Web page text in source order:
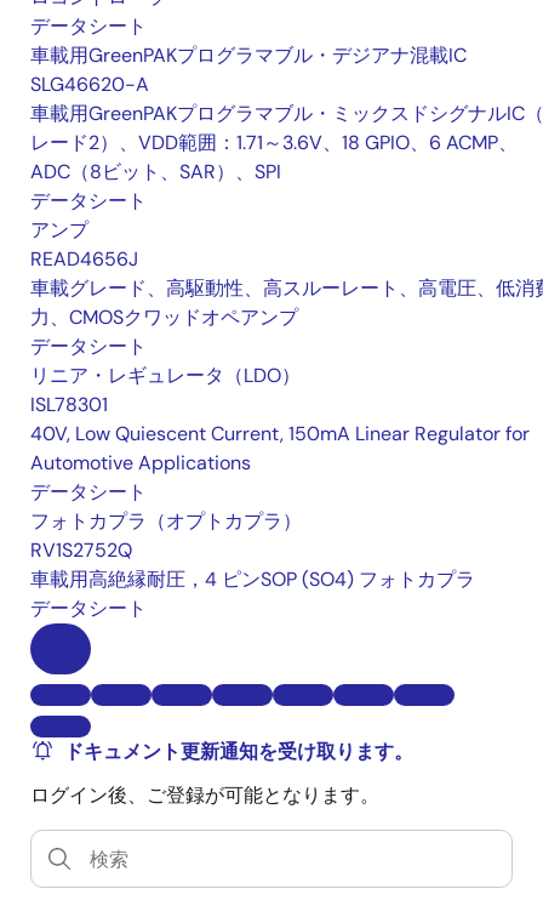
データシート
車載用GreenPAKプログラマブル・デジアナ混載IC
SLG46620-A
車載用GreenPAKプログラマブル・ミックスドシグナルIC
レード2）、VDD範囲：1.71～3.6V、18 GPIO、6 ACMP、
ADC（8ビット、SAR）、SPI
データシート
アンプ
READ4656J
車載グレード、高駆動性、高スルーレート、高電圧、低消
力、CMOSクワッドオペアンプ
データシート
リニア・レギュレータ（LDO）
ISL78301
40V, Low Quiescent Current, 150mA Linear Regulator for
Automotive Applications
データシート
フォトカプラ（オプトカプラ）
RV1S2752Q
車載用高絶縁耐圧，4 ピンSOP (SO4) フォトカプラ
データシート
ドキュメント更新通知を受け取ります。
ログイン後、ご登録が可能となります。